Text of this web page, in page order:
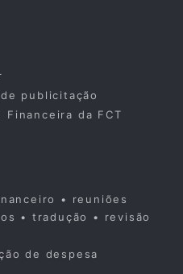
publicitação
Financeira da FCT
• reuniões
• tradução • revisão
de despesa